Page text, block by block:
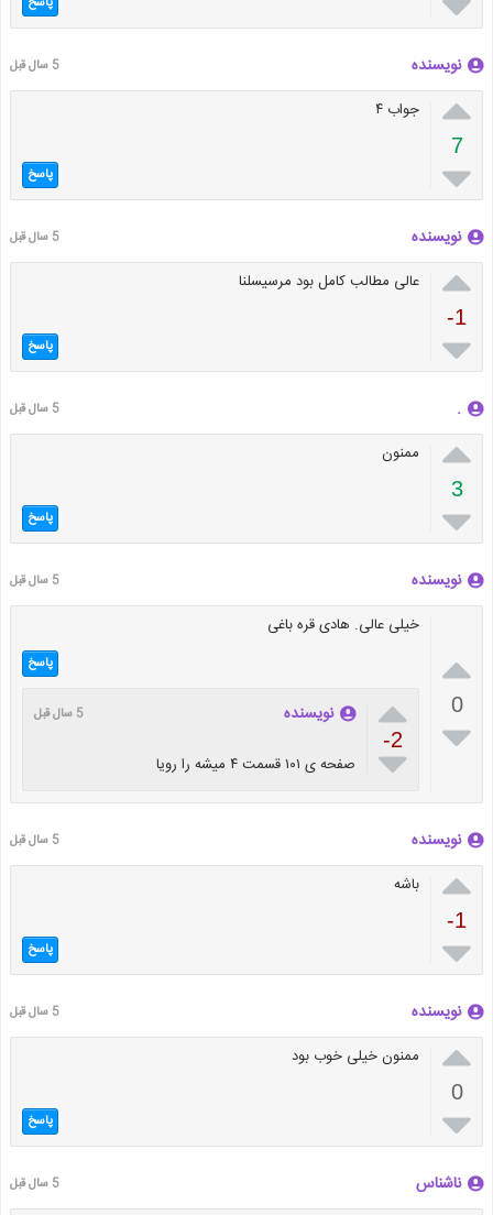
نویسنده 5 سال قبل

7

جواب ۴
پاسخ
نویسنده 5 سال قبل

-1

عالی مطالب کامل بود مرسیسلنا
پاسخ
. 5 سال قبل

3

ممنون
پاسخ
نویسنده 5 سال قبل

0

خیلی عالی. هادی قره باغی
پاسخ

-2

نویسنده 5 سال قبل
صفحه ی ۱۰۱ قسمت ۴ میشه را رویا
نویسنده 5 سال قبل

-1

باشه
پاسخ
نویسنده 5 سال قبل

0

ممنون خیلی خوب بود
پاسخ
ناشناس 5 سال قبل